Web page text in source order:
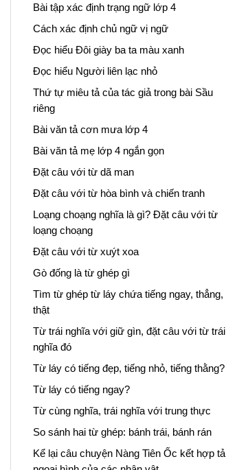
Bài tập xác định trạng ngữ lớp 4
Cách xác định chủ ngữ vị ngữ
Đọc hiểu Đôi giày ba ta màu xanh
Đọc hiểu Người liên lạc nhỏ
Thứ tự miêu tả của tác giả trong bài Sầu
riêng
Bài văn tả cơn mưa lớp 4
Bài văn tả mẹ lớp 4 ngắn gọn
Đặt câu với từ dã man
Đặt câu với từ hòa bình và chiến tranh
Loạng choạng nghĩa là gì? Đặt câu với từ
loạng choạng
Đặt câu với từ xuýt xoa
Gò đống là từ ghép gì
Tìm từ ghép từ láy chứa tiếng ngay, thẳng,
thật
Từ trái nghĩa với giữ gìn, đặt câu với từ trái
nghĩa đó
Từ láy có tiếng đẹp, tiếng nhỏ, tiếng thằng?
Từ láy có tiếng ngay?
Từ cùng nghĩa, trái nghĩa với trung thực
So sánh hai từ ghép: bánh trái, bánh rán
Kể lại câu chuyện Nàng Tiên Ốc kết hợp tả